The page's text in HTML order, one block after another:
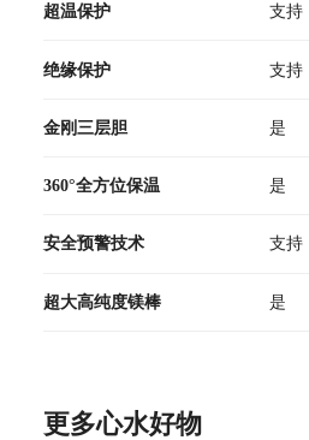
超温保护 支持
绝缘保护 支持
金刚三层胆 是
360°全方位保温 是
安全预警技术 支持
超大高纯度镁棒 是
更多心水好物